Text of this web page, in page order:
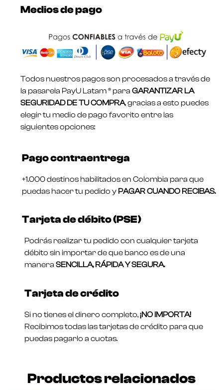
Medios de pago
Todos nuestros pagos son procesados a través de
la pasarela PayU Latam ® para GARANTIZAR LA
SEGURIDAD DE TU COMPRA, gracias a esto puedes
elegir tu medio de pago favorito entre las
siguientes opciones:
Pago contraentrega
+1.000 destinos habilitados en Colombia para que
puedas hacer tu pedido y PAGAR CUANDO RECIBAS.
Tarjeta de débito (PSE)
Podrás realizar tu pedido con cualquier tarjeta
débito sin importar de que banco es de una
manera SENCILLA, RÁPIDA Y SEGURA.
Tarjeta de crédito
Si no tienes el dinero completo,¡NO IMPORTA!
Recibimos todas las tarjetas de crédito para que
puedas pagarlo a cuotas.
Productos relacionados